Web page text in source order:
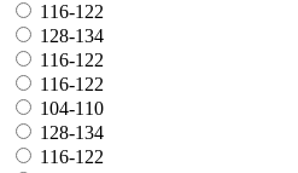
116-122
128-134
116-122
116-122
104-110
128-134
116-122